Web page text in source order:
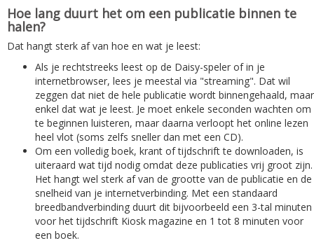
Hoe lang duurt het om een publicatie binnen te
halen?
Dat hangt sterk af van hoe en wat je leest:
Als je rechtstreeks leest op de Daisy-speler of in je
internetbrowser, lees je meestal via "streaming". Dat wil
zeggen dat niet de hele publicatie wordt binnengehaald, maar
enkel dat wat je leest. Je moet enkele seconden wachten om
te beginnen luisteren, maar daarna verloopt het online lezen
heel vlot (soms zelfs sneller dan met een CD).
Om een volledig boek, krant of tijdschrift te downloaden, is
uiteraard wat tijd nodig omdat deze publicaties vrij groot zijn.
Het hangt wel sterk af van de grootte van de publicatie en de
snelheid van je internetverbinding. Met een standaard
breedbandverbinding duurt dit bijvoorbeeld een 3-tal minuten
voor het tijdschrift Kiosk magazine en 1 tot 8 minuten voor
een boek.